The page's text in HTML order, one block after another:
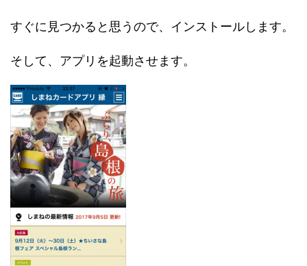
すぐに見つかると思うので、インストールします。
そして、アプリを起動させます。